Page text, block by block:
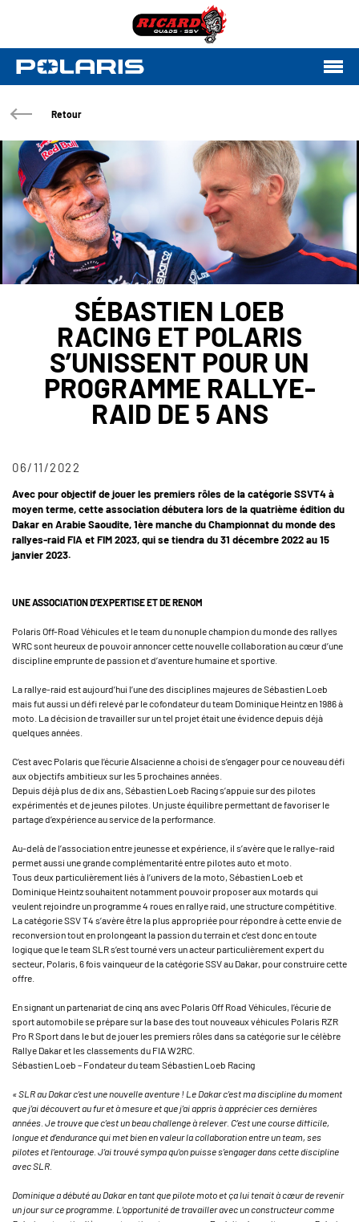
Retour
SÉBASTIEN LOEB
RACING ET POLARIS
S’UNISSENT POUR UN
PROGRAMME RALLYE-
RAID DE 5 ANS
06/11/2022
Avec pour objectif de jouer les premiers rôles de la catégorie SSVT4 à
moyen terme, cette association débutera lors de la quatrième édition du
Dakar en Arabie Saoudite, 1ère manche du Championnat du monde des
rallyes-raid FIA et FIM 2023, qui se tiendra du 31 décembre 2022 au 15
janvier 2023.
UNE ASSOCIATION D’EXPERTISE ET DE RENOM
Polaris Off-Road Véhicules et le team du nonuple champion du monde des rallyes
WRC sont heureux de pouvoir annoncer cette nouvelle collaboration au cœur d’une
discipline emprunte de passion et d’aventure humaine et sportive.
La rallye-raid est aujourd’hui l’une des disciplines majeures de Sébastien Loeb
mais fut aussi un défi relevé par le cofondateur du team Dominique Heintz en 1986 à
moto. La décision de travailler sur un tel projet était une évidence depuis déjà
quelques années.
C’est avec Polaris que l’écurie Alsacienne a choisi de s’engager pour ce nouveau défi
aux objectifs ambitieux sur les 5 prochaines années.
Depuis déjà plus de dix ans, Sébastien Loeb Racing s’appuie sur des pilotes
expérimentés et de jeunes pilotes. Un juste équilibre permettant de favoriser le
partage d’expérience au service de la performance.
Au-delà de l’association entre jeunesse et expérience, il s’avère que le rallye-raid
permet aussi une grande complémentarité entre pilotes auto et moto.
Tous deux particulièrement liés à l’univers de la moto, Sébastien Loeb et
Dominique Heintz souhaitent notamment pouvoir proposer aux motards qui
veulent rejoindre un programme 4 roues en rallye raid, une structure compétitive.
La catégorie SSV T4 s’avère être la plus appropriée pour répondre à cette envie de
reconversion tout en prolongeant la passion du terrain et c’est donc en toute
logique que le team SLR s’est tourné vers un acteur particulièrement expert du
secteur, Polaris, 6 fois vainqueur de la catégorie SSV au Dakar, pour construire cette
offre.
En signant un partenariat de cinq ans avec Polaris Off Road Véhicules, l’écurie de
sport automobile se prépare sur la base des tout nouveaux véhicules Polaris RZR
Pro R Sport dans le but de jouer les premiers rôles dans sa catégorie sur le célèbre
Rallye Dakar et les classements du FIA W2RC.
Sébastien Loeb – Fondateur du team Sébastien Loeb Racing
« SLR au Dakar c’est une nouvelle aventure ! Le Dakar c’est ma discipline du moment
que j’ai découvert au fur et à mesure et que j’ai appris à apprécier ces dernières
années. Je trouve que c’est un beau challenge à relever. C’est une course difficile,
longue et d’endurance qui met bien en valeur la collaboration entre un team, ses
pilotes et l’entourage. J’ai trouvé sympa qu’on puisse s’engager dans cette discipline
avec SLR.
Dominique a débuté au Dakar en tant que pilote moto et ça lui tenait à cœur de revenir
un jour sur ce programme. L’opportunité de travailler avec un constructeur comme